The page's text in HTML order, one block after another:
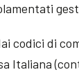
codici di
Italiana